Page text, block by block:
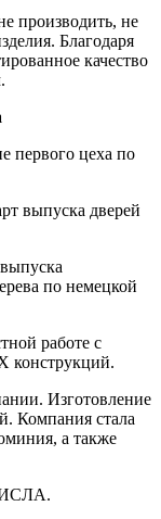
производить, не
Благодаря
качество
первого цеха по
выпуска дверей
по немецкой
работе с
конструкций.
Изготовление
Компания стала
а также